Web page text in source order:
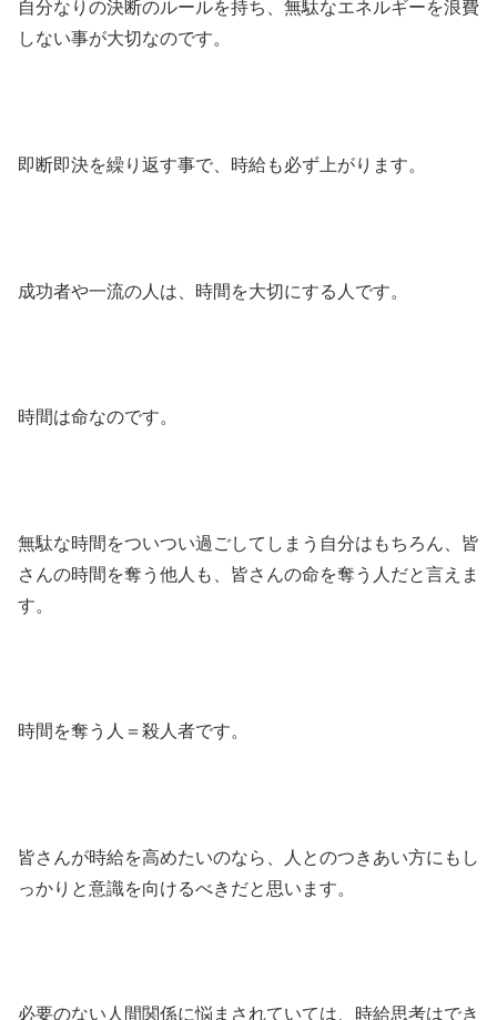
自分なりの決断のルールを持ち、無駄なエネルギーを浪費
しない事が大切なのです。
即断即決を繰り返す事で、時給も必ず上がります。
成功者や一流の人は、時間を大切にする人です。
時間は命なのです。
無駄な時間をついつい過ごしてしまう自分はもちろん、皆
さんの時間を奪う他人も、皆さんの命を奪う人だと言えま
す。
時間を奪う人＝殺人者です。
皆さんが時給を高めたいのなら、人とのつきあい方にもし
っかりと意識を向けるべきだと思います。
必要のない人間関係に悩まされていては、時給思考はでき